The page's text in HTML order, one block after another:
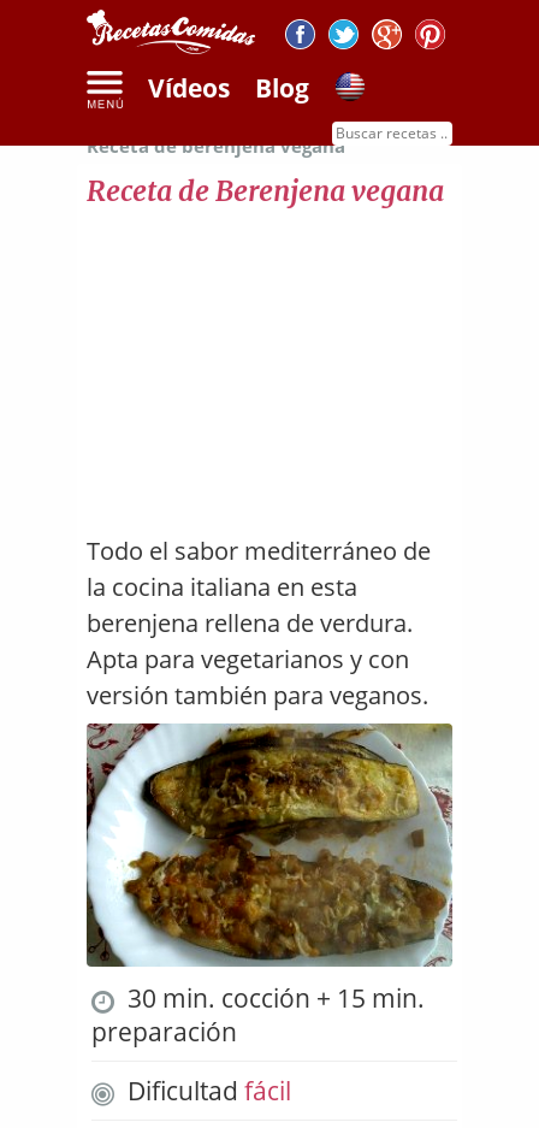
Vídeos Blog
Recetas de verduras y frutas
Receta de berenjena vegana
Receta de Berenjena vegana
Todo el sabor mediterráneo de
la cocina italiana en esta
berenjena rellena de verdura.
Apta para vegetarianos y con
versión también para veganos.
30 min. cocción + 15 min.
preparación
Dificultad fácil